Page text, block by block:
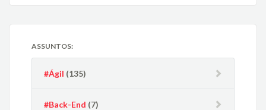
ASSUNTOS:
#Ágil (135)
#Back-End (7)